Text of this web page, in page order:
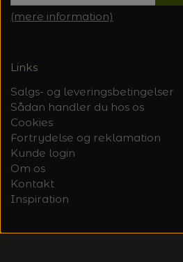
(mere information)
Links
Salgs- og leveringsbetingelser
Sådan handler du hos os
Cookies
Fortrydelse og reklamation
Kunde login
Om os
Kontakt
Inspiration